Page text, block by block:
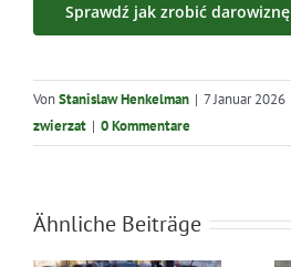
Sprawdź jak zrobić darowiznę
VonStanislaw Henkelman | 7 Januar 2026
zwierzat | 0 Kommentare
Ähnliche Beiträge